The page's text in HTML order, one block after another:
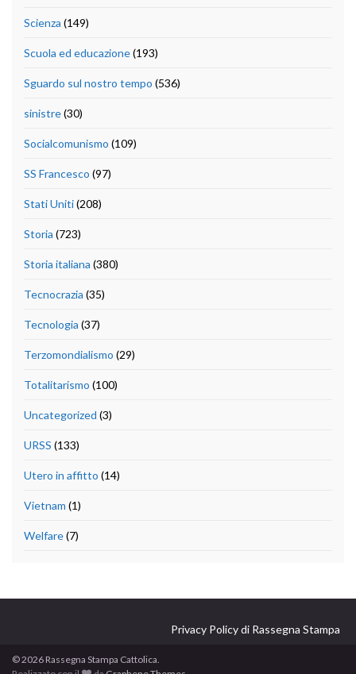
Scienza (149)
Scuola ed educazione(193)
Sguardo sul nostro tempo (536)
sinistre(30)
Socialcomunismo (109)
SS Francesco (97)
Stati Uniti(208)
Storia (723)
Storia italiana (380)
Tecnocrazia (35)
Tecnologia (37)
Terzomondialismo (29)
Totalitarismo (100)
Uncategorized (3)
URSS (133)
Utero in affitto (14)
Vietnam (1)
Welfare(7)
Privacy Policy di Rassegna Stampa
© 2026 Rassegna Stampa Cattolica.